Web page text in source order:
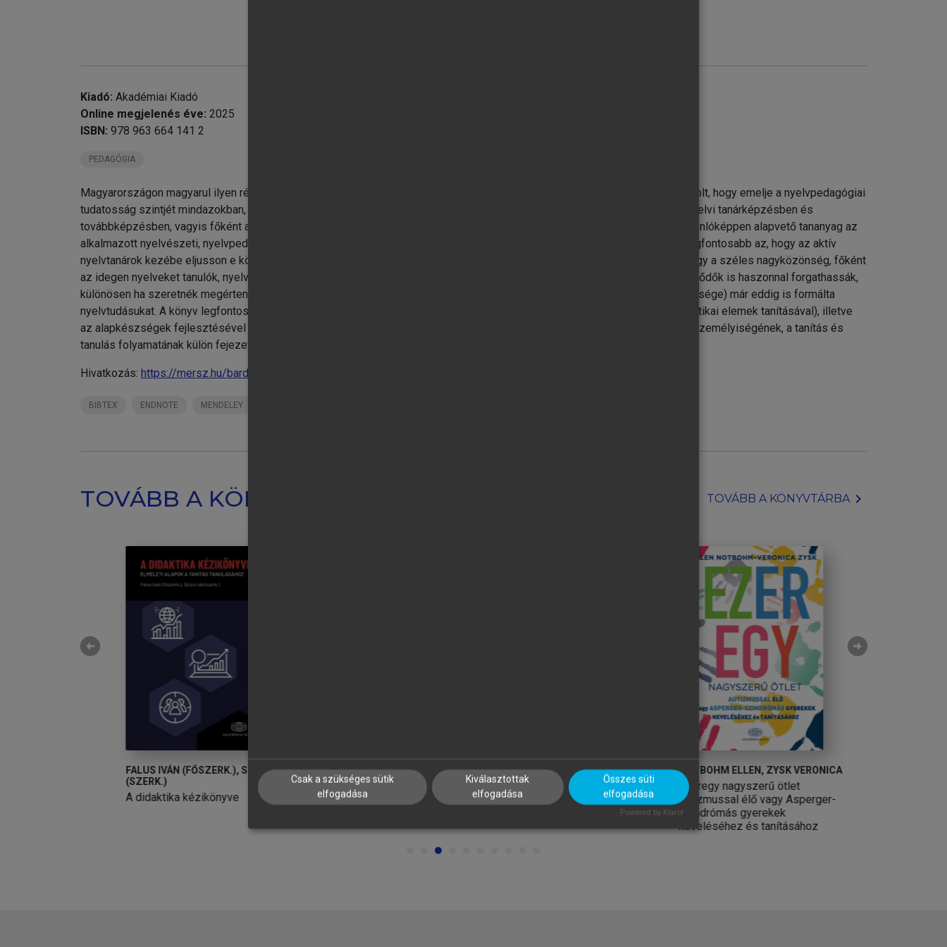
Kiadó: Akadémiai Kiadó
Online megjelenés éve: 2025
ISBN: 978 963 664 141 2
PEDAGÓGIA
Magyarországon magyarul ilyen részletességű munka az idegen nyelvek tanításáról még nem jelent meg. A szerző célja az volt, hogy emelje a nyelvpedagógiai
tudatosság szintjét mindazokban, akik az idegen nyelvek tanításával foglalkoznak. így könyve alapvető tananyag az idegen nyelvi tanárképzésben és
továbbképzésben, vagyis főként az idegen nyelv szakos egyetemi és főiskolai hallgatókhoz, valamint oktatóikhoz szól. Hasonlóképpen alapvető tananyag az
alkalmazott nyelvészeti, nyelvpedagógiai, illetve általában a pedagógiai és pszichológiai doktori programok hallgatóinak. A legfontosabb az, hogy az aktív
nyelvtanárok kezébe eljusson e könyv. A szűkebb szakmai érdeklődésen túl a könyv nyelvezete és stílusa lehetővé teszi, hogy a széles nagyközönség, főként
az idegen nyelveket tanulók, nyelvvizsgázók, fordítással és tolmácsolással foglalkozók, illetve az idegen nyelvek iránt érdeklődők is haszonnal forgathassák,
különösen ha szeretnék megérteni azokat a pszichológiai és nyelvi folyamatokat, amelyeknek a sikeressége (vagy sikertelensége) már eddig is formálta
nyelvtudásukat. A könyv legfontosabb fejezetei a nyelvi tartalom közvetítésével (a kiejtés, a nyelvtan, a szókincs és a pragmatikai elemek tanításával), illetve
az alapkészségek fejlesztésével (hallás utáni értés és beszéd, olvasás és írás) foglalkoznak. A nyelvtanár és a nyelvtanuló személyiségének, a tanítás és
tanulás folyamatának külön fejezeteket szentelt a szerző.
Hivatkozás: https://mersz.hu/bardos-az-idegen-nyelvek-tanitasanak-elmeleti-alapjai-es-gyakorlata//
BIBTEX ENDNOTE MENDELEY
TOVÁBB A KÖNYVTÁRBA TOVÁBB A KÖNYVTÁRBAchevron_right
FALUS IVÁN (FŐSZERK.), SZŰCS IDA
(SZERK.)
A didaktika kézikönyve
TAKÁCSNÉ SZABÓ MELINDA
Gyerekjáték!
KORMOS JÓZSEF
Nevelésfilozófia
NOTBOHM ELLEN, ZYSK VERONICA
Ezeregy nagyszerű ötlet
autizmussal élő vagy Asperger-
szindrómás gyerekek
neveléséhez és tanításához
arrow_circle_left arrow_circle_right
Csak a szükséges sütik
elfogadása
Kiválasztottak
elfogadása
Összes süti
elfogadása
Powered by Klaro!